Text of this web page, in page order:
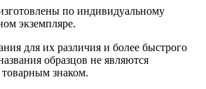
по индивидуальному
экземпляре.
для их различия и более быстрого
образцов не являются
знаком.